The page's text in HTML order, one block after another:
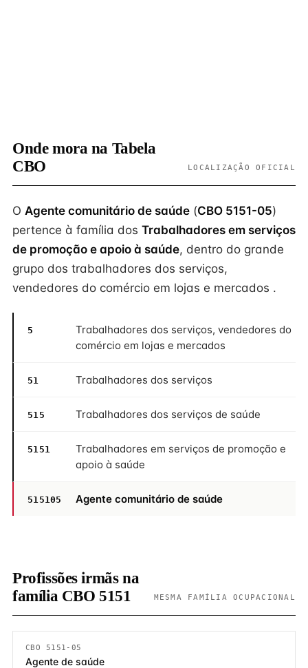
Onde mora na Tabela
CBO
LOCALIZAÇÃO OFICIAL
O Agente comunitário de saúde (CBO 5151-05)
pertence à família dos Trabalhadores em serviços
de promoção e apoio à saúde, dentro do grande
grupo dos trabalhadores dos serviços,
vendedores do comércio em lojas e mercados .
5
Trabalhadores dos serviços, vendedores do
comércio em lojas e mercados
51 Trabalhadores dos serviços
515 Trabalhadores dos serviços de saúde
5151
Trabalhadores em serviços de promoção e
apoio à saúde
515105 Agente comunitário de saúde
Profissões irmãs na
família CBO 5151
MESMA FAMÍLIA OCUPACIONAL
CBO 5151-05
Agente de saúde